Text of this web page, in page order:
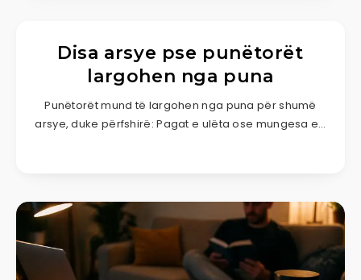
Disa arsye pse punëtorët
largohen nga puna
Punëtorët mund të largohen nga puna për shumë
arsye, duke përfshirë: Pagat e ulëta ose mungesa e…